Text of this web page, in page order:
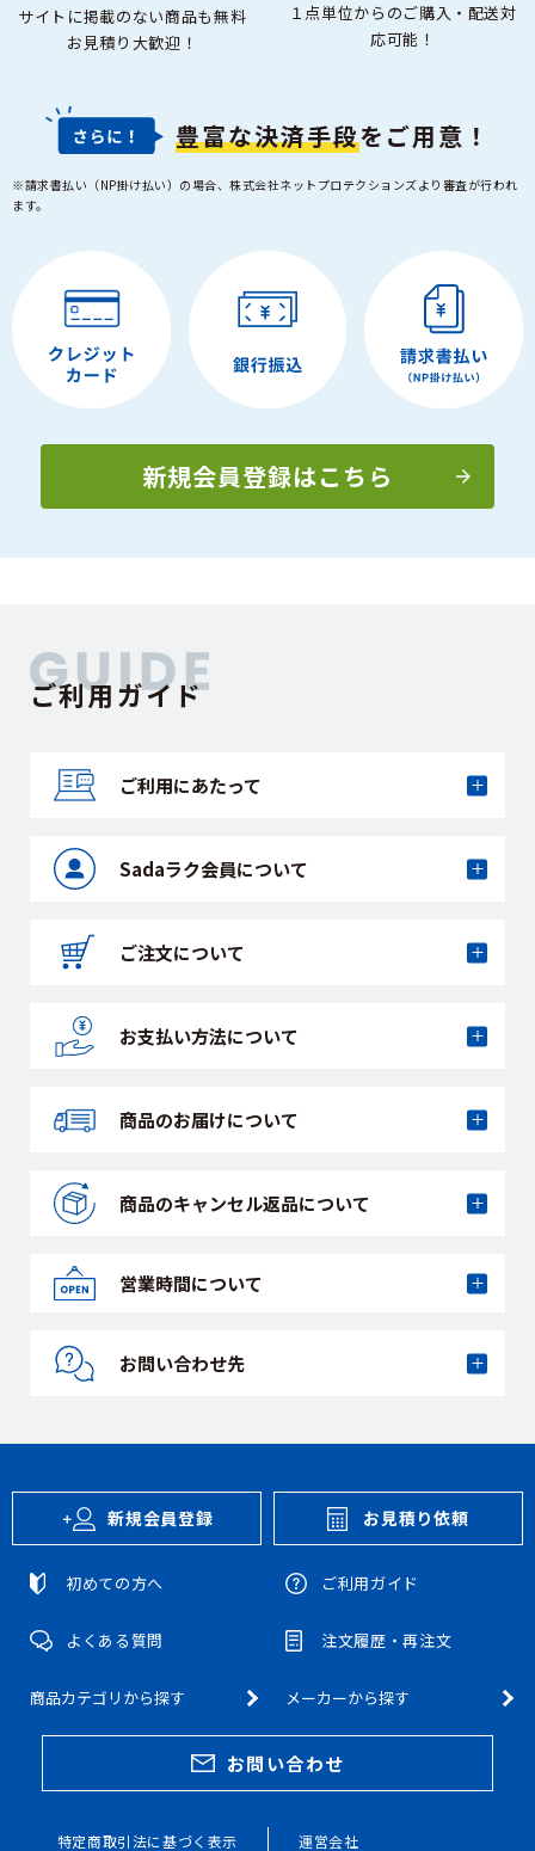
サイトに掲載のない商品も無料
お見積り大歓迎！
１点単位からのご購入・配送対
応可能！
豊富な決済手段をご用意！
※請求書払い（NP掛け払い）の場合、株式会社ネットプロテクションズより審査が行われ
ます。
新規会員登録はこちら
ご利用ガイド
ご利用にあたって
Sadaラク会員について
ご注文について
お支払い方法について
商品のお届けについて
商品のキャンセル返品について
営業時間について
お問い合わせ先
新規会員登録 お見積り依頼
初めての方へ ご利用ガイド
よくある質問 注文履歴・再注文
商品カテゴリから探す メーカーから探す
お問い合わせ
特定商取引法に基づく表示 運営会社